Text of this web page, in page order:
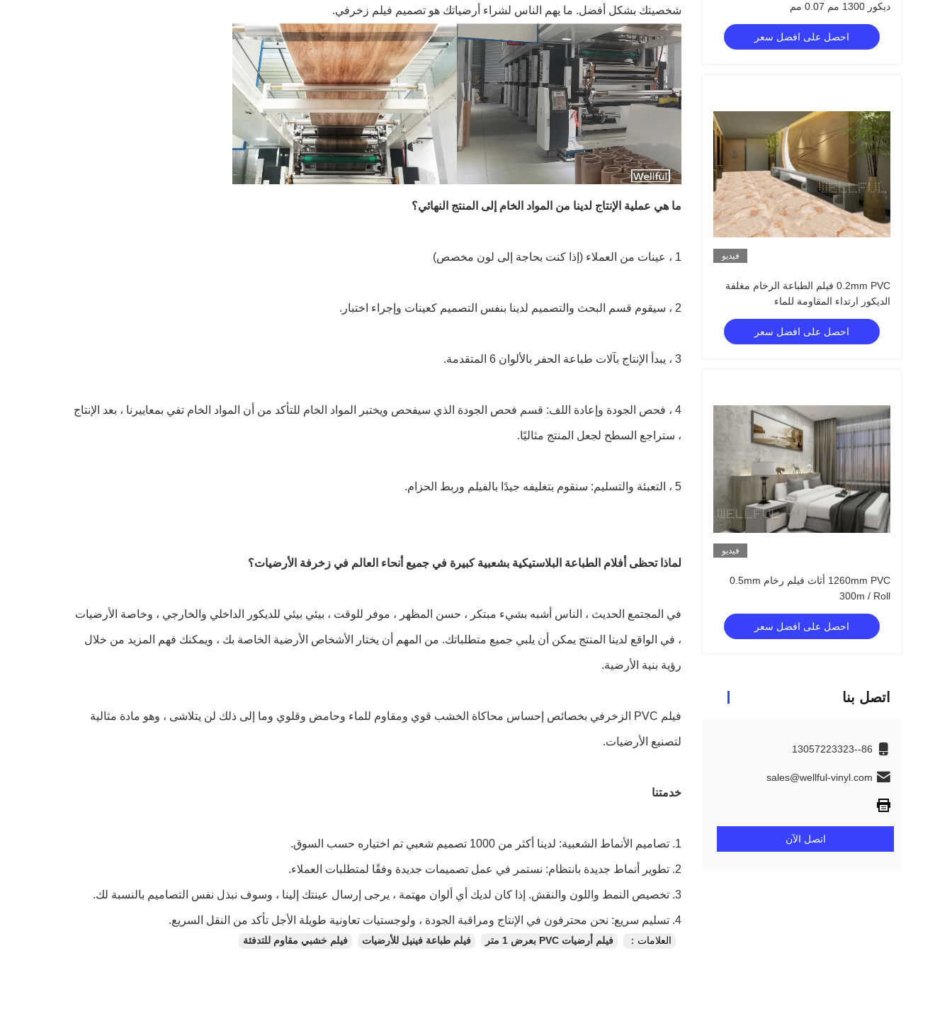
ديكور 1300 مم 0.07 مم
احصل على افضل سعر
فيديو
0.2mm PVC فيلم الطباعة الرخام مغلفة
الديكور ارتداء المقاومة للماء
احصل على افضل سعر
فيديو
1260mm PVC أثاث فيلم رخام 0.5mm
300m / Roll
احصل على افضل سعر
اتصل بنا
86--13057223323
sales@wellful-vinyl.com
اتصل الآن
شخصيتك بشكل أفضل. ما يهم الناس لشراء أرضياتك هو تصميم فيلم زخرفي.
ما هي عملية الإنتاج لدينا من المواد الخام إلى المنتج النهائي؟
1 ، عينات من العملاء (إذا كنت بحاجة إلى لون مخصص)
2 ، سيقوم قسم البحث والتصميم لدينا بنفس التصميم كعينات وإجراء اختبار.
3 ، يبدأ الإنتاج بآلات طباعة الحفر بالألوان 6 المتقدمة.
4 ، فحص الجودة وإعادة اللف: قسم فحص الجودة الذي سيفحص ويختبر المواد الخام للتأكد من أن المواد الخام تفي بمعاييرنا ، بعد الإنتاج
، ستراجع السطح لجعل المنتج مثاليًا.
5 ، التعبئة والتسليم: سنقوم بتغليفه جيدًا بالفيلم وربط الحزام.
لماذا تحظى أفلام الطباعة البلاستيكية بشعبية كبيرة في جميع أنحاء العالم في زخرفة الأرضيات؟
في المجتمع الحديث ، الناس أشبه بشيء مبتكر ، حسن المظهر ، موفر للوقت ، بيئي بيئي للديكور الداخلي والخارجي ، وخاصة الأرضيات
، في الواقع لدينا المنتج يمكن أن يلبي جميع متطلباتك. من المهم أن يختار الأشخاص الأرضية الخاصة بك ، ويمكنك فهم المزيد من خلال
رؤية بنية الأرضية.
فيلم PVC الزخرفي بخصائص إحساس محاكاة الخشب قوي ومقاوم للماء وحامض وقلوي وما إلى ذلك لن يتلاشى ، وهو مادة مثالية
لتصنيع الأرضيات.
خدمتنا
1. تصاميم الأنماط الشعبية: لدينا أكثر من 1000 تصميم شعبي تم اختياره حسب السوق.
2. تطوير أنماط جديدة بانتظام: نستمر في عمل تصميمات جديدة وفقًا لمتطلبات العملاء.
3. تخصيص النمط واللون والنقش. إذا كان لديك أي ألوان مهتمة ، يرجى إرسال عينتك إلينا ، وسوف نبذل نفس التصاميم بالنسبة لك.
4. تسليم سريع: نحن محترفون في الإنتاج ومراقبة الجودة ، ولوجستيات تعاونية طويلة الأجل تأكد من النقل السريع.
العلامات： فيلم أرضيات PVC بعرض 1 متر فيلم طباعة فينيل للأرضيات فيلم خشبي مقاوم للتدفئة